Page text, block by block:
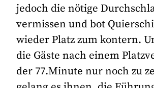
jedoch die nötige
vermissen und bot
wieder Platz zum kontern.
die Gäste nach einem
der 77.Minute nur noch zu